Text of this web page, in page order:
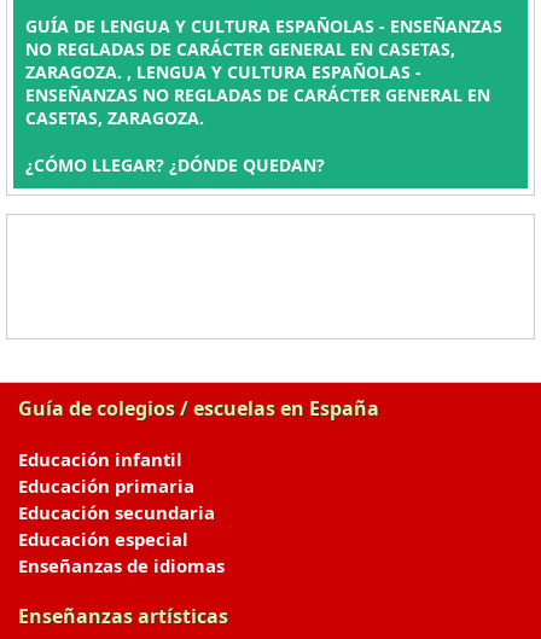
GUÍA DE LENGUA Y CULTURA ESPAÑOLAS - ENSEÑANZAS
NO REGLADAS DE CARÁCTER GENERAL EN CASETAS,
ZARAGOZA. , LENGUA Y CULTURA ESPAÑOLAS -
ENSEÑANZAS NO REGLADAS DE CARÁCTER GENERAL EN
CASETAS, ZARAGOZA.
¿CÓMO LLEGAR? ¿DÓNDE QUEDAN?
Guía de colegios / escuelas en España
Educación infantil
Educación primaria
Educación secundaria
Educación especial
Enseñanzas de idiomas
Enseñanzas artísticas